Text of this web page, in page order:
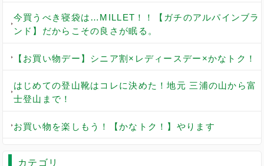
今買うべき寝袋は…MILLET！！【ガチのアルパインブラ
ンド】だからこその良さが眠る。
【お買い物デー】シニア割×レディースデー×かなトク！
はじめての登山靴はコレに決めた！地元 三浦の山から富
士登山まで！
お買い物を楽しもう！【かなトク！】やります
カテゴリ